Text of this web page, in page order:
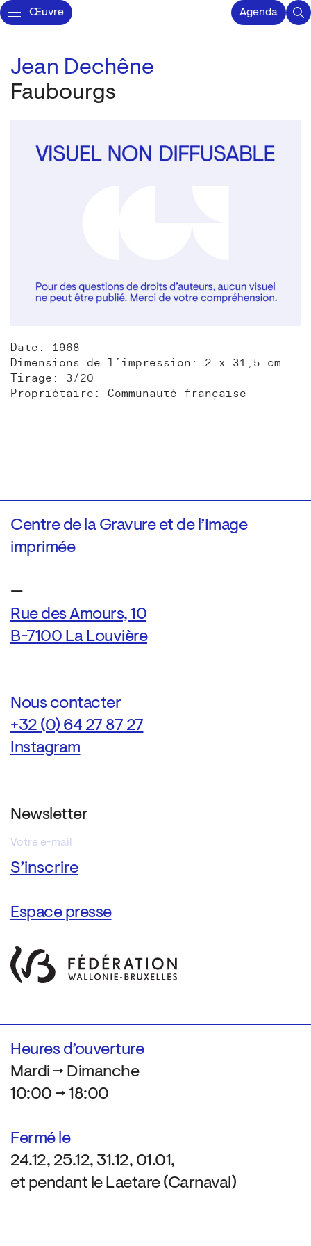
Œuvre Agenda
Jean Dechêne
Faubourgs
Date: 1968
Dimensions de l’impression: 2 x 31,5 cm
Tirage: 3/20
Propriétaire: Communauté française
Centre de la Gravure et de l’Image
imprimée
—
Rue des Amours, 10
B-7100 La Louvière
Nous contacter
+32 (0) 64 27 87 27
Instagram
Newsletter
Espace presse
Heures d’ouverture
Mardi → Dimanche
10:00 → 18:00
Fermé le
24.12, 25.12, 31.12, 01.01,
et pendant le Laetare (Carnaval)